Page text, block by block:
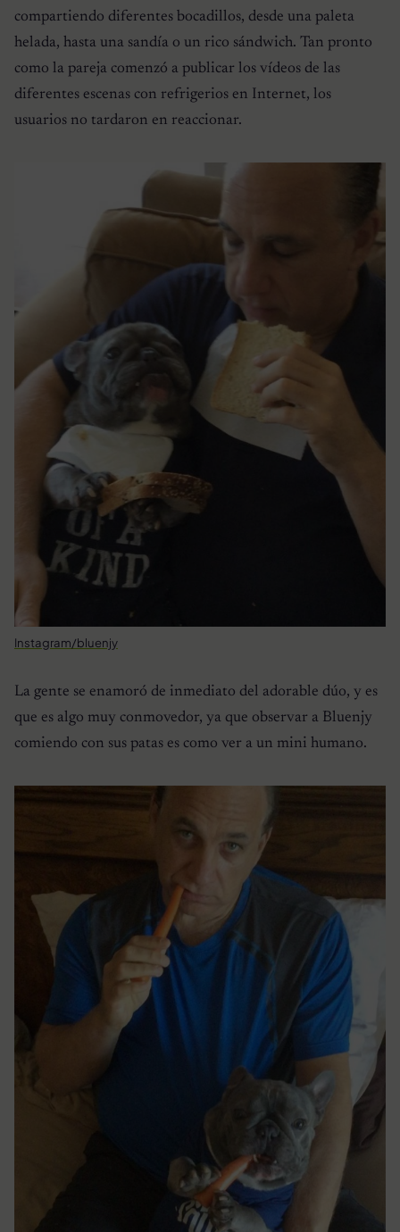
compartiendo diferentes bocadillos, desde una paleta
helada, hasta una sandía o un rico sándwich. Tan pronto
como la pareja comenzó a publicar los vídeos de las
diferentes escenas con refrigerios en Internet, los
usuarios no tardaron en reaccionar.
Instagram/bluenjy
La gente se enamoró de inmediato del adorable dúo, y es
que es algo muy conmovedor, ya que observar a Bluenjy
comiendo con sus patas es como ver a un mini humano.